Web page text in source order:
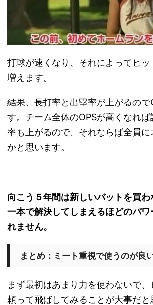
打球が速くなり、それによってヒ
増えます。
結果、長打率と出塁率が上がるので
す。チーム全体のOPSが高くなれ
率も上がるので、それならば全員に
かと思います。
向こう５年間は新しいバットを買
一本で解決してしまえるほどのパワ
れません。
まとめ：ミート重視で使うのが良
まず最初はあまり力を使わないで
頼って飛ばしてみることが大事だと